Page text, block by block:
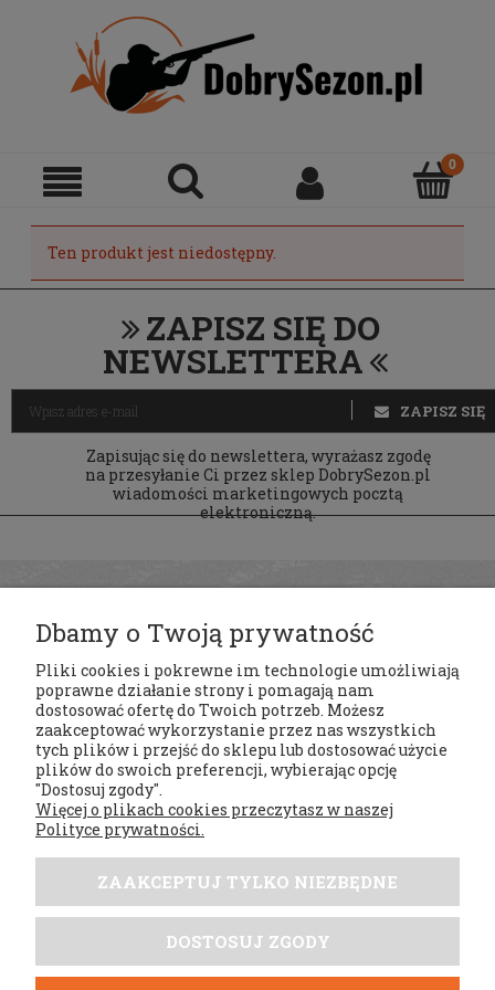
Ten produkt jest niedostępny.
ZAPISZ SIĘ DO
NEWSLETTERA
Zapisując się do newslettera, wyrażasz zgodę
na przesyłanie Ci przez sklep DobrySezon.pl
wiadomości marketingowych pocztą
elektroniczną.
ZAPISZ SIĘ
Regulaminy
Moje konto
Płatności i dostawa
Tabele rozmiarów
DobrySezon.pl
Dbamy o Twoją prywatność
Pliki cookies i pokrewne im technologie umożliwiają
poprawne działanie strony i pomagają nam
dostosować ofertę do Twoich potrzeb. Możesz
zaakceptować wykorzystanie przez nas wszystkich
tych plików i przejść do sklepu lub dostosować użycie
plików do swoich preferencji, wybierając opcję
"Dostosuj zgody".
Więcej o plikach cookies przeczytasz w naszej
Polityce prywatności.
ZAAKCEPTUJ TYLKO NIEZBĘDNE
DOSTOSUJ ZGODY